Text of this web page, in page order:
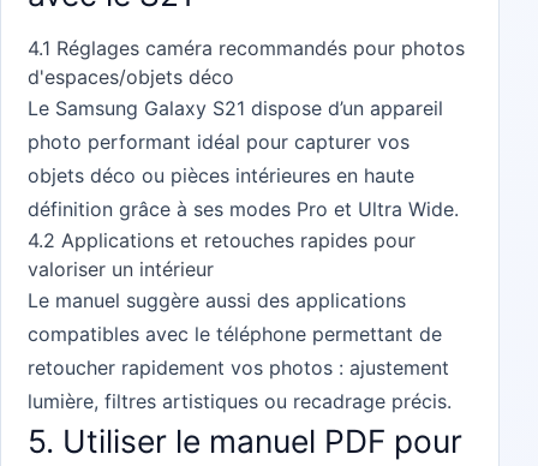
4.1 Réglages caméra recommandés pour photos
d'espaces/objets déco
Le Samsung Galaxy S21 dispose d’un appareil
photo performant idéal pour capturer vos
objets déco ou pièces intérieures en haute
définition grâce à ses modes Pro et Ultra Wide.
4.2 Applications et retouches rapides pour
valoriser un intérieur
Le manuel suggère aussi des applications
compatibles avec le téléphone permettant de
retoucher rapidement vos photos : ajustement
lumière, filtres artistiques ou recadrage précis.
5. Utiliser le manuel PDF pour